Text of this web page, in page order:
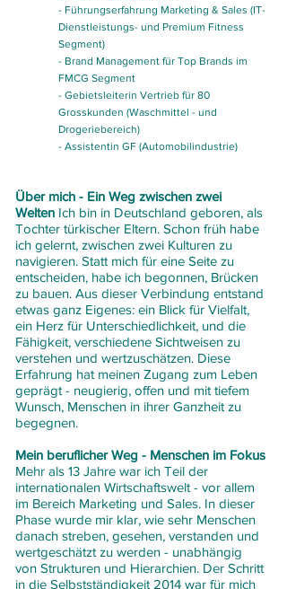
- Führungserfahrung Marketing & Sales (IT-
Dienstleistungs- und Premium Fitness
Segment)
- Brand Management für Top Brands im
FMCG Segment
- Gebietsleiterin Vertrieb für 80
Grosskunden (Waschmittel - und
Drogeriebereich)
- Assistentin GF (Automobilindustrie)
Über mich - Ein Weg zwischen zwei
Welten Ich bin in Deutschland geboren, als
Tochter türkischer Eltern. Schon früh habe
ich gelernt, zwischen zwei Kulturen zu
navigieren. Statt mich für eine Seite zu
entscheiden, habe ich begonnen, Brücken
zu bauen. Aus dieser Verbindung entstand
etwas ganz Eigenes: ein Blick für Vielfalt,
ein Herz für Unterschiedlichkeit, und die
Fähigkeit, verschiedene Sichtweisen zu
verstehen und wertzuschätzen. Diese
Erfahrung hat meinen Zugang zum Leben
geprägt - neugierig, offen und mit tiefem
Wunsch, Menschen in ihrer Ganzheit zu
begegnen.
Mein beruflicher Weg - Menschen im Fokus
Mehr als 13 Jahre war ich Teil der
internationalen Wirtschaftswelt - vor allem
im Bereich Marketing und Sales. In dieser
Phase wurde mir klar, wie sehr Menschen
danach streben, gesehen, verstanden und
wertgeschätzt zu werden - unabhängig
von Strukturen und Hierarchien. Der Schritt
in die Selbstständigkeit 2014 war für mich